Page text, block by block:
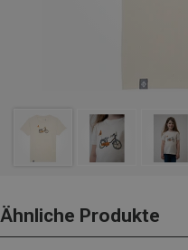
Ähnliche Produkte